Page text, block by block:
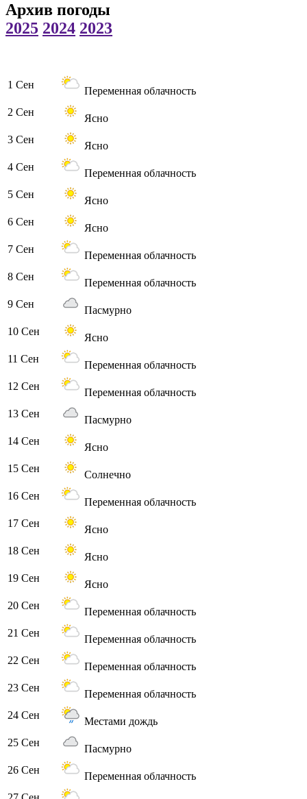
Архив погоды
2025 2024 2023
1 Сен
Переменная облачность
2 Сен
Ясно
3 Сен
Ясно
4 Сен
Переменная облачность
5 Сен
Ясно
6 Сен
Ясно
7 Сен
Переменная облачность
8 Сен
Переменная облачность
9 Сен
Пасмурно
10 Сен
Ясно
11 Сен
Переменная облачность
12 Сен
Переменная облачность
13 Сен
Пасмурно
14 Сен
Ясно
15 Сен
Солнечно
16 Сен
Переменная облачность
17 Сен
Ясно
18 Сен
Ясно
19 Сен
Ясно
20 Сен
Переменная облачность
21 Сен
Переменная облачность
22 Сен
Переменная облачность
23 Сен
Переменная облачность
24 Сен
Местами дождь
25 Сен
Пасмурно
26 Сен
Переменная облачность